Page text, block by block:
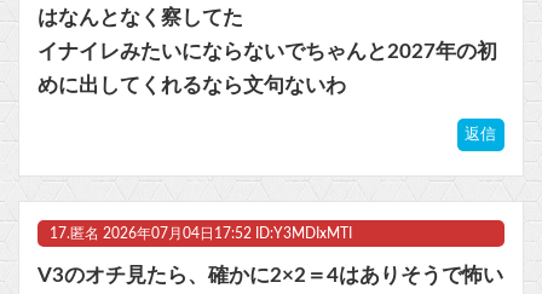
はなんとなく察してた
イナイレみたいにならないでちゃんと2027年の初
めに出してくれるなら文句ないわ
返信
17. 匿名 2026年07月04日17:52 ID:Y3MDIxMTI
V3のオチ見たら、確かに2×2＝4はありそうで怖い